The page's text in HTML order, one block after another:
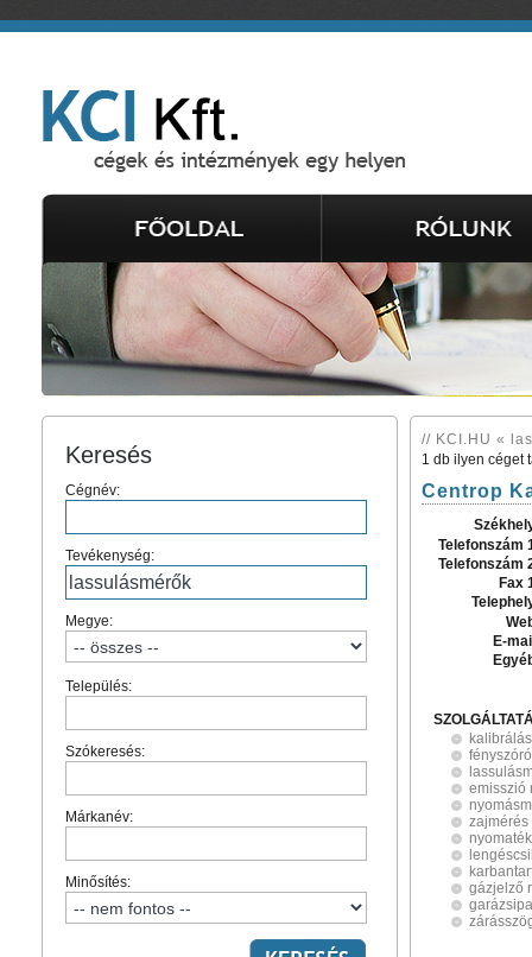
Keresés
Cégnév:
Tevékenység:
Megye:
Település:
Szókeresés:
Márkanév:
Minősítés:
// KCI.HU «
1 db ilyen céget
Centrop
Telefonszám
Telefonszám
Fax
E-
kalibrálás
emisszió
zajmérés
gázjelző